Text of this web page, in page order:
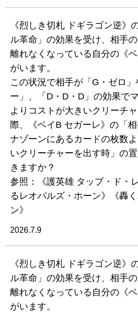
《烈しき切札 ドギラゴン逆》
ル革命」の効果を受け、相手
離れなくなっている自分の《ベ
がいます。
この状況で相手が「G・ゼロ
ー」、「D・D・D」の効果で
よりコストが大きいクリーチ
際、《ベイB セガーレ》の「
ナゾーンにあるカードの枚数
いクリーチャーを出す時」の
きますか？
参照：《護英雄 タップ・ド・
るレオパルズ・ホーン》《轟
ン》
2026.7.9
《烈しき切札 ドギラゴン逆》
ル革命」の効果を受け、相手
離れなくなっている自分の《ベ
がいます。